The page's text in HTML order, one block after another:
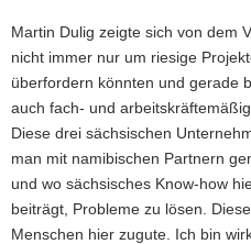
Martin Dulig zeigte sich von dem
nicht immer nur um riesige
überfordern könnten und gerade
auch fach- und
Diese drei sächsischen
man mit namibischen Partnern
und wo sächsisches Know-how
beiträgt, Probleme zu lösen.
Menschen hier zugute. Ich bin